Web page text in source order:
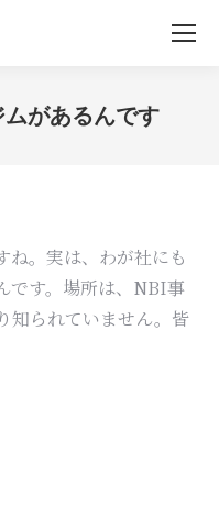
があるんです
ね。実は、わが社にも
です。場所は、NBI事
知られていません。皆